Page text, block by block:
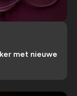
met nieuwe